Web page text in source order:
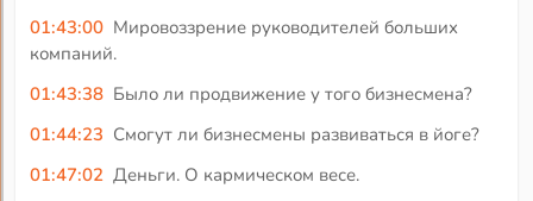
01:43:00 Мировоззрение руководителей больших
компаний.
01:43:38 Было ли продвижение у того бизнесмена?
01:44:23 Смогут ли бизнесмены развиваться в йоге?
01:47:02 Деньги. О кармическом весе.